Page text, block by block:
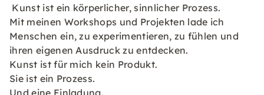
Kunst ist ein körperlicher, sinnlicher Prozess.
Mit meinen Workshops und Projekten lade ich
Menschen ein, zu experimentieren, zu fühlen und
ihren eigenen Ausdruck zu entdecken.
Kunst ist für mich kein Produkt.
Sie ist ein Prozess.
Und eine Einladung.